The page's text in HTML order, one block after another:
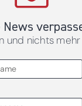
News
und nichts